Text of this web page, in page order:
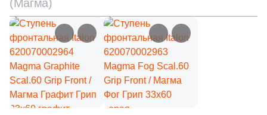
22x37 (4)
22.2x26.8 (2)
22.5x32.5 (7)
22.8x27.1 (6)
(Магма)